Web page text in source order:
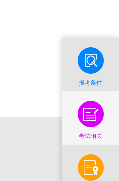
报考条件
考试相关